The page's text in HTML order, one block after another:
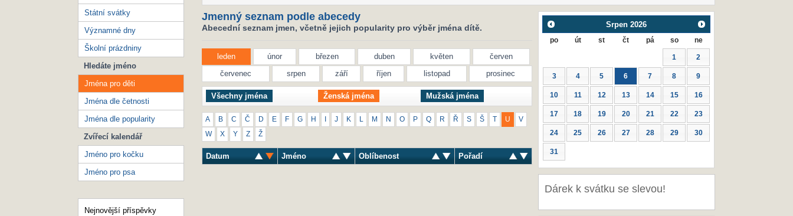
Jmenný seznam podle abecedy
Abecední seznam jmen, včetně jejich popularity pro výběr jména dítě.
leden únor březen duben květen
červen
červenec
srpen září říjen listopad prosinec
Všechny jména Ženská jména Mužská jména
A B C Č D E F G H J K M N O P Q R Ř S Š T U V
W X Y Z Ž
Datum Jméno Oblíbenost Pořadí
Srpen 2026
po út st čt pá so ne
1 2
3 4 5 6 7 8 9
10 11 12 13 14 15 16
17 18 19 20 21 22 23
24 25 26 27 28 29 30
31
Dárek k svátku se slevou!
Státní svátky
Významné dny
Školní prázdniny
Hledáte jméno
Jména pro děti
Jména dle četnosti
Jména dle popularity
Zvířecí kalendář
Jméno pro kočku
Jméno pro psa
Nejnovější příspěvky